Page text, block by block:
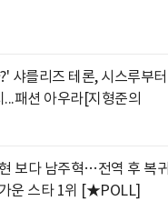
샤를리즈 테론, 시스루부터
...패션 아우라[지형준의
보다 남주혁…전역 후 복귀
운 스타 1위 [★POLL]